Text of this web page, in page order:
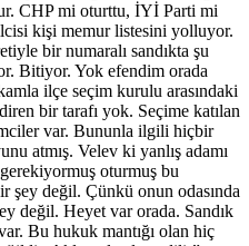
CHP mi oturttu, İYİ Parti mi
kişi memur listesini yolluyor.
bir numaralı sandıkta şu
Bitiyor. Yok efendim orada
ilçe seçim kurulu arasındaki
bir tarafı yok. Seçime katılan
var. Bununla ilgili hiçbir
atmış. Velev ki yanlış adamı
oturmuş bu
şey değil. Çünkü onun odasında
değil. Heyet var orada. Sandık
Bu hukuk mantığı olan hiç